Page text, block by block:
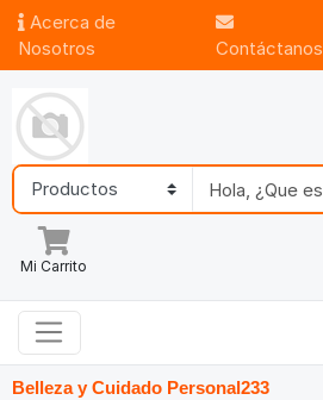
Acerca de
Nosotros
Contáctanos
Mi Carrito
Belleza y Cuidado Personal233